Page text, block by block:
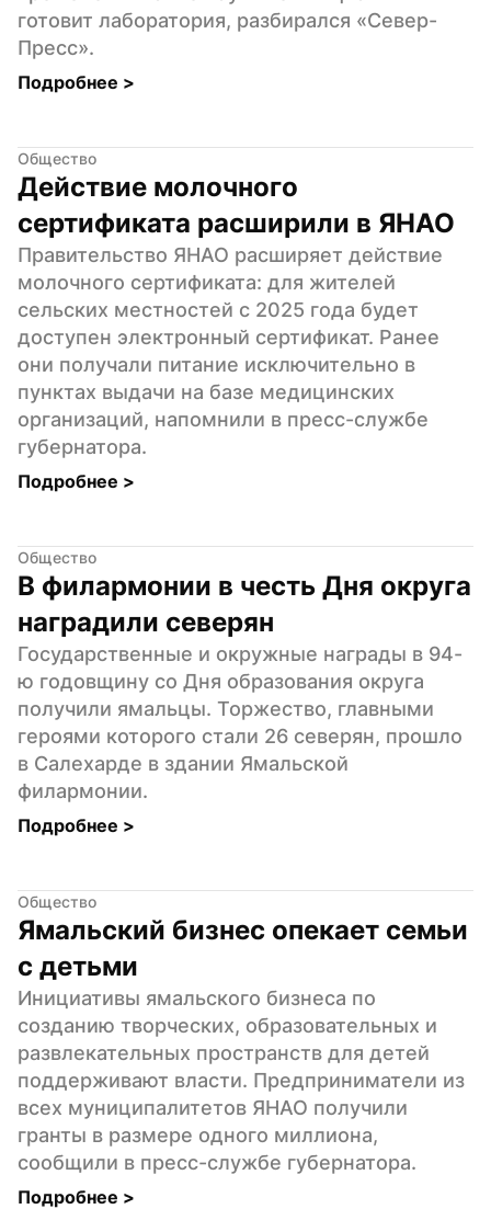
готовит лаборатория, разбирался «Север-
Пресс».
Подробнее >
Общество
Действие молочного
сертификата расширили в ЯНАО
Правительство ЯНАО расширяет действие
молочного сертификата: для жителей
сельских местностей с 2025 года будет
доступен электронный сертификат. Ранее
они получали питание исключительно в
пунктах выдачи на базе медицинских
организаций, напомнили в пресс-службе
губернатора.
Подробнее >
Общество
В филармонии в честь Дня округа
наградили северян
Государственные и окружные награды в 94-
ю годовщину со Дня образования округа
получили ямальцы. Торжество, главными
героями которого стали 26 северян, прошло
в Салехарде в здании Ямальской
филармонии.
Подробнее >
Общество
Ямальский бизнес опекает семьи
с детьми
Инициативы ямальского бизнеса по
созданию творческих, образовательных и
развлекательных пространств для детей
поддерживают власти. Предприниматели из
всех муниципалитетов ЯНАО получили
гранты в размере одного миллиона,
сообщили в пресс-службе губернатора.
Подробнее >